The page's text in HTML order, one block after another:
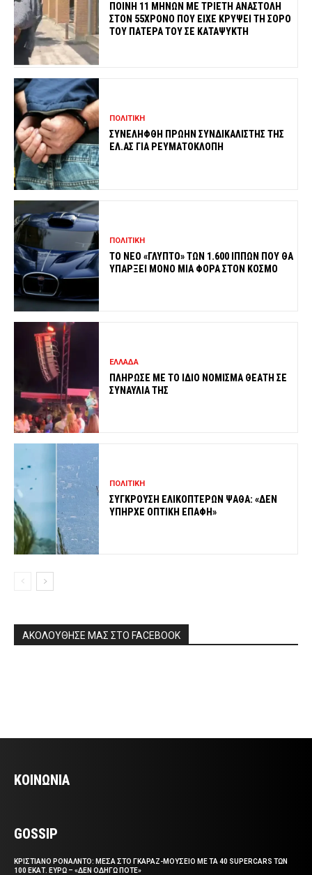
ΠΟΙΝΗ 11 ΜΗΝΩΝ ΜΕ ΤΡΙΕΤΗ ΑΝΑΣΤΟΛΗ
ΣΤΟΝ 55ΧΡΟΝΟ ΠΟΥ ΕΙΧΕ ΚΡΥΨΕΙ ΤΗ ΣΟΡΟ
ΤΟΥ ΠΑΤΕΡΑ ΤΟΥ ΣΕ ΚΑΤΑΨΥΚΤΗ
ΠΟΛΙΤΙΚΗ
ΣΥΝΕΛΗΦΘΗ ΠΡΩΗΝ ΣΥΝΔΙΚΑΛΙΣΤΗΣ ΤΗΣ
ΕΛ.ΑΣ ΓΙΑ ΡΕΥΜΑΤΟΚΛΟΠΗ
ΠΟΛΙΤΙΚΗ
ΤΟ ΝΕΟ «ΓΛΥΠΤΟ» ΤΩΝ 1.600 ΙΠΠΩΝ ΠΟΥ ΘΑ
ΥΠΑΡΞΕΙ ΜΟΝΟ ΜΙΑ ΦΟΡΑ ΣΤΟΝ ΚΟΣΜΟ
ΕΛΛΑΔΑ
ΠΛΗΡΩΣΕ ΜΕ ΤΟ ΙΔΙΟ ΝΟΜΙΣΜΑ ΘΕΑΤΗ ΣΕ
ΣΥΝΑΥΛΙΑ ΤΗΣ
ΠΟΛΙΤΙΚΗ
ΣΥΓΚΡΟΥΣΗ ΕΛΙΚΟΠΤΕΡΩΝ ΨΑΘΑ: «ΔΕΝ
ΥΠΗΡΧΕ ΟΠΤΙΚΗ ΕΠΑΦΗ»
ΑΚΟΛΟΥΘΗΣΕ ΜΑΣ ΣΤΟ FACEBOOK
ΚΟΙΝΩΝΙΑ
GOSSIP
ΚΡΙΣΤΙΑΝΟ ΡΟΝΑΛΝΤΟ: ΜΕΣΑ ΣΤΟ ΓΚΑΡΑΖ-ΜΟΥΣΕΙΟ ΜΕ ΤΑ 40 SUPERCARS ΤΩΝ
100 ΕΚΑΤ. ΕΥΡΩ – «ΔΕΝ ΟΔΗΓΩ ΠΟΤΕ»